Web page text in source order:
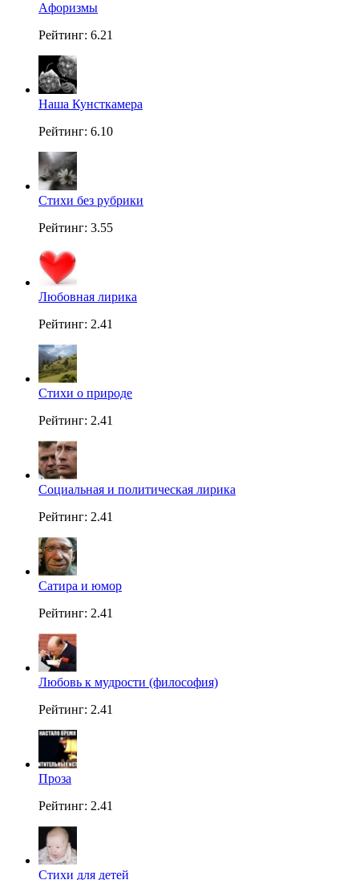
Aфоризмы
Рейтинг: 6.21
Наша Кунсткамера
Рейтинг: 6.10
Стихи без рубрики
Рейтинг: 3.55
Любовная лирика
Рейтинг: 2.41
Стихи о природе
Рейтинг: 2.41
Социальная и политическая лирика
Рейтинг: 2.41
Сатира и юмор
Рейтинг: 2.41
Любовь к мудрости (философия)
Рейтинг: 2.41
Проза
Рейтинг: 2.41
Стихи для детей